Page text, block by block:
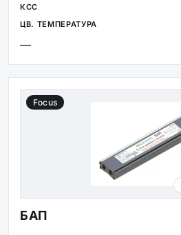
—
Focus
БАП